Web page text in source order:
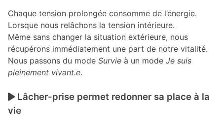
Chaque tension prolongée consomme de l’énergie.
Lorsque nous relâchons la tension intérieure.
Même sans changer la situation extérieure, nous
récupérons immédiatement une part de notre vitalité.
Nous passons du mode Survie à un mode Je suis
pleinement vivant.e.
Lâcher-prise permet redonner sa place à la
vie